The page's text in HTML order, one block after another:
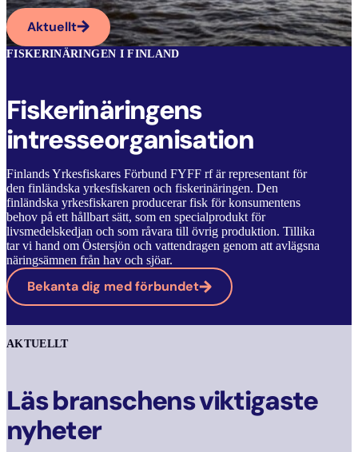
Aktuellt
FISKERINÄRINGEN I FINLAND
Fiskerinäringens
intresseorganisation
Finlands Yrkesfiskares Förbund FYFF rf är representant för
den finländska yrkesfiskaren och fiskerinäringen. Den
finländska yrkesfiskaren producerar fisk för konsumentens
behov på ett hållbart sätt, som en specialprodukt för
livsmedelskedjan och som råvara till övrig produktion. Tillika
tar vi hand om Östersjön och vattendragen genom att avlägsna
näringsämnen från hav och sjöar.
Bekanta dig med förbundet
AKTUELLT
Läs branschens viktigaste
nyheter